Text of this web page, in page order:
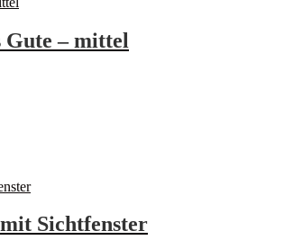
Gute – mittel
Sichtfenster